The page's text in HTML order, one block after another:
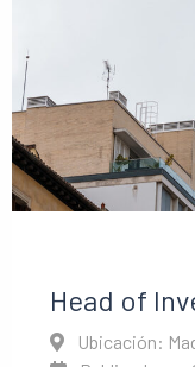
Head of
Ubicación: